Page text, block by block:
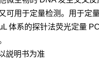
可用于定量检测。用于定
体系的探针法荧光定量
説明书为准